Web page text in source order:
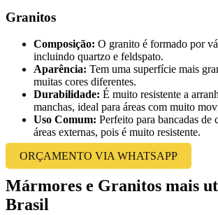
Granitos
Composição: O granito é formado por
incluindo quartzo e feldspato.
Aparência: Tem uma superfície mais
muitas cores diferentes.
Durabilidade: É muito resistente a
manchas, ideal para áreas com muito
Uso Comum: Perfeito para bancadas de
áreas externas, pois é muito resistente.
ORÇAMENTO VIA WHATSAPP
Mármores e Granitos mais
Brasil